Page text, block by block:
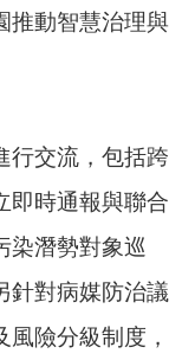
推動智慧治理與
行交流，包括跨
即時通報與聯合
染潛勢對象巡
針對病媒防治議
險分級制度，